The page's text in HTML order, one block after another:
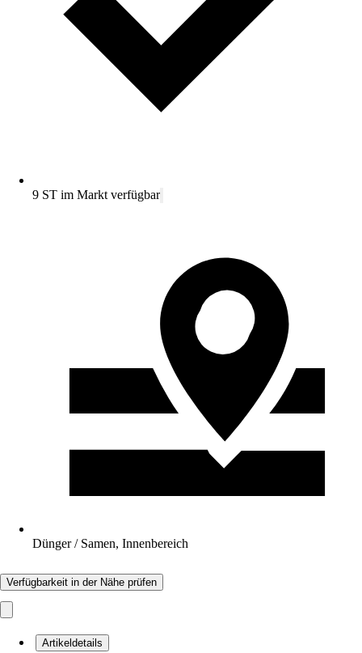
9 ST im Markt verfügbar
Dünger / Samen, Innenbereich
Verfügbarkeit in der Nähe prüfen
Artikeldetails